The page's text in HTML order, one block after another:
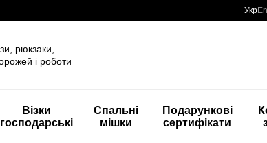
Укр
Візки
господарські
Спальні
мішки
Подарункові
сертифікати